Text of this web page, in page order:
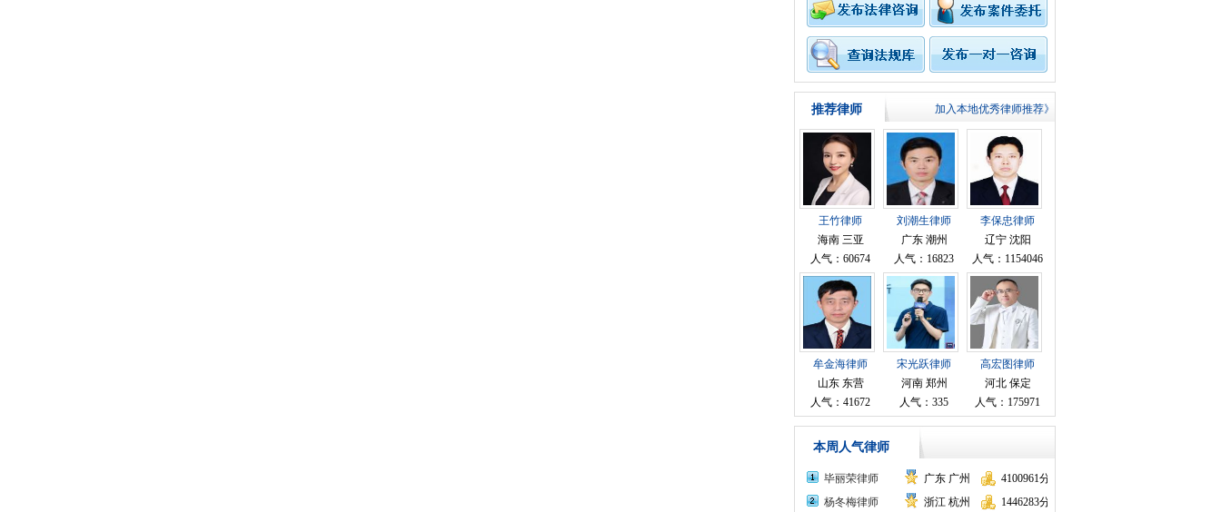
推荐律师 加入本地优秀律师推荐》
王竹律师
海南 三亚
人气：60674
刘潮生律师
广东 潮州
人气：16823
李保忠律师
辽宁 沈阳
人气：1154046
牟金海律师
山东 东营
人气：41672
宋光跃律师
河南 郑州
人气：335
高宏图律师
河北 保定
人气：175971
本周人气律师
毕丽荣律师 广东 广州
4100961分
杨冬梅律师
浙江 杭州
1446283分